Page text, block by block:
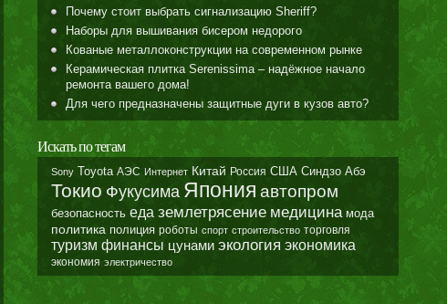
Почему стоит выбрать сигнализацию Sheriff?
Наборы для вышивания бисером недорого
Кованые металлоконструкции на современном рынке
Керамическая плитка Serenissima – надёжное начало
ремонта вашего дома!
Для чего предназначены защитные дуги в кузов авто?
Искать по тегам
Sony Toyota АЭС Интернет Китай Россия США Синдзо Абэ
Токио Фукусима Япония автопром
безопасность еда землетрясение медицина мода
политика полиция роботы спорт строительство торговля
туризм финансы цунами экология экономика
экономия электричество